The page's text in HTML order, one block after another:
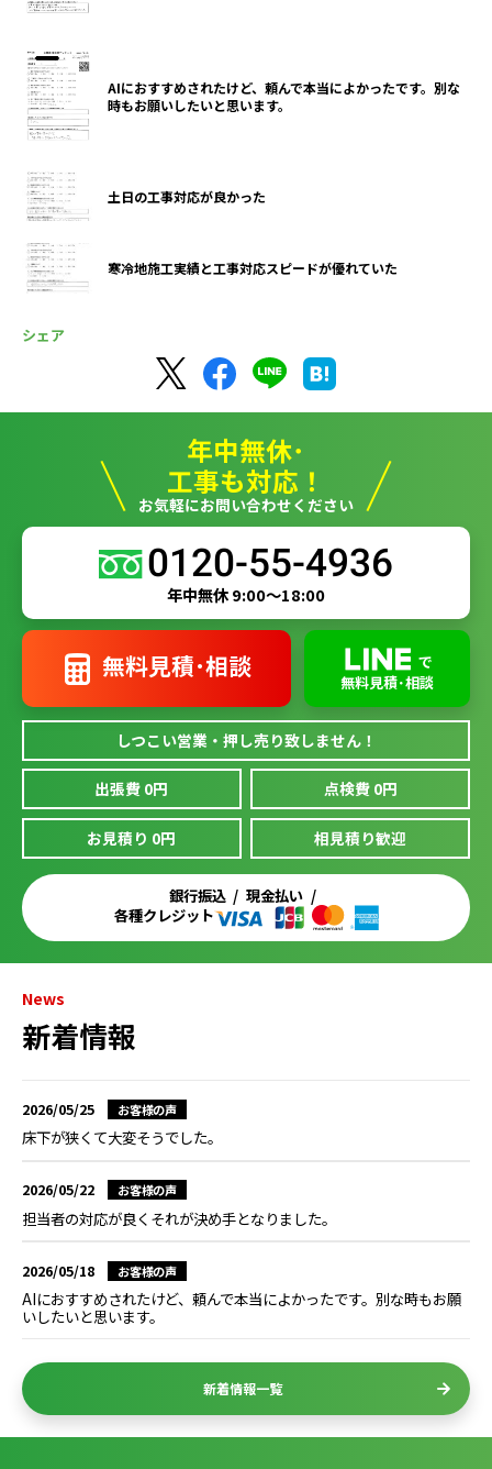
AIにおすすめされたけど、頼んで本当によかったです。別な
時もお願いしたいと思います。
土日の工事対応が良かった
寒冷地施工実績と工事対応スピードが優れていた
シェア
年中無休･
工事も対応！
お気軽にお問い合わせください
0120-55-4936
年中無休 9:00～18:00
無料見積･相談
で
無料見積･相談
しつこい営業・押し売り致しません！
出張費 0円 点検費 0円
お見積り 0円 相見積り歓迎
銀行振込
現金払い
各種クレジット
News
新着情報
2026/05/25 お客様の声
床下が狭くて大変そうでした。
2026/05/22 お客様の声
担当者の対応が良くそれが決め手となりました。
2026/05/18 お客様の声
AIにおすすめされたけど、頼んで本当によかったです。別な時もお願
いしたいと思います。
新着情報一覧